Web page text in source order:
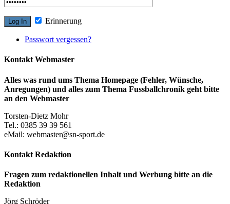
Erinnerung
Passwort vergessen?
Kontakt Webmaster
Alles was rund ums Thema Homepage (Fehler, Wünsche,
Anregungen) und alles zum Thema Fussballchronik geht bitte
an den Webmaster
Torsten-Dietz Mohr
Tel.: 0385 39 39 561
eMail: webmaster@sn-sport.de
Kontakt Redaktion
Fragen zum redaktionellen Inhalt und Werbung bitte an die
Redaktion
Jörg Schröder